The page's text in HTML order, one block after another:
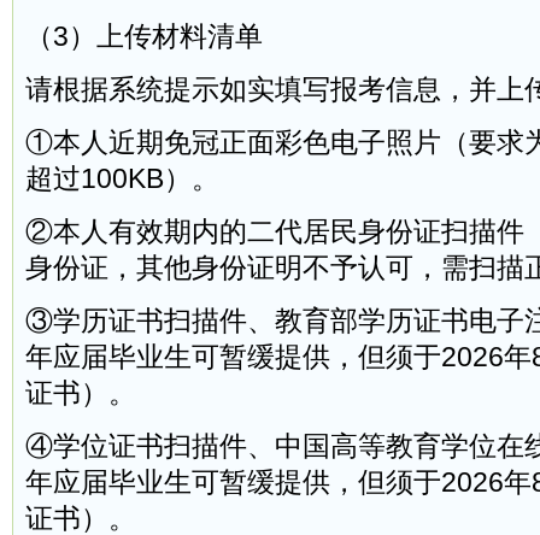
（3）上传材料清单
请根据系统提示如实填写报考信息，并上
①本人近期免冠正面彩色电子照片（要求
超过100KB）。
②本人有效期内的二代居民身份证扫描件
身份证，其他身份证明不予认可，需扫描
③学历证书扫描件、教育部学历证书电子
年应届毕业生可暂缓提供，但须于2026
证书）。
④学位证书扫描件、中国高等教育学位在
年应届毕业生可暂缓提供，但须于2026
证书）。